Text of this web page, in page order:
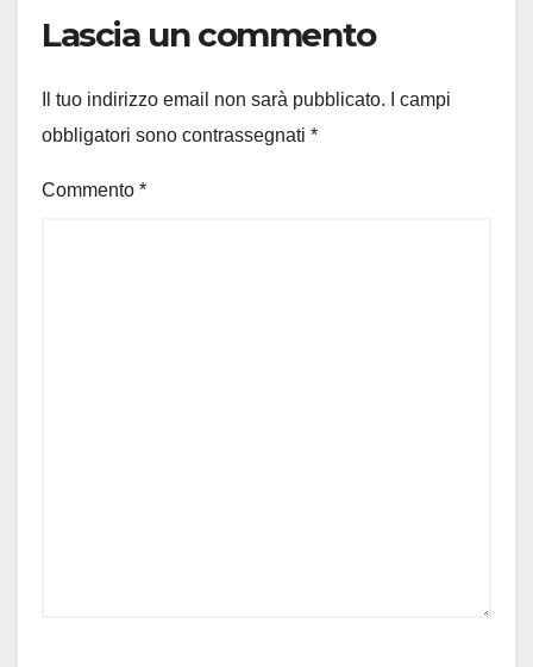
Lascia un commento
Il tuo indirizzo email non sarà pubblicato.
I campi
obbligatori sono contrassegnati *
Commento *